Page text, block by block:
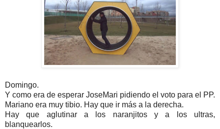
Domingo.
Y como era de esperar JoseMari pidiendo el voto para el PP.
Mariano era muy tibio. Hay que ir más a la derecha.
Hay que aglutinar a los naranjitos y a los ultras,
blanquearlos.